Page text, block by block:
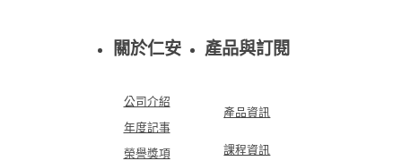
關於仁安
公司介紹
年度記事
榮譽獎項
產品與訂閱
產品資訊
課程資訊